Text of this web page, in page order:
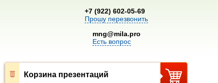
+7 (922) 602-05-69
Прошу перезвонить
mng@mila.pro
Есть вопрос
Корзина презентаций